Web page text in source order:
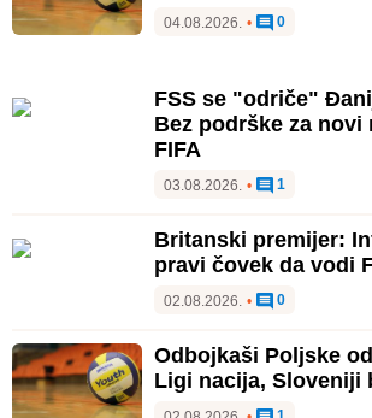
04.08.2026. • 0
FSS se "odriče"
Bez podrške za novi
FIFA
03.08.2026. • 1
Britanski premijer:
pravi čovek da vodi
02.08.2026. • 0
Odbojkaši Poljske
Ligi nacija, Sloveniji